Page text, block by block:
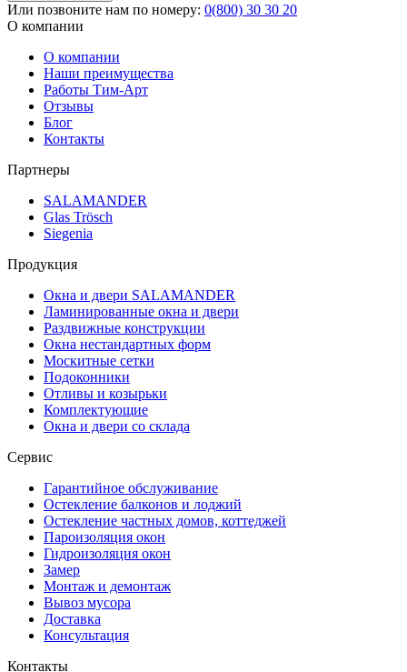
Или позвоните нам по номеру: 0(800) 30 30 20
О компании
О компании
Наши преимущества
Работы Тим-Арт
Отзывы
Блог
Контакты
Партнеры
SALAMANDER
Glas Trösch
Siegenia
Продукция
Окна и двери SALAMANDER
Ламинированные окна и двери
Раздвижные конструкции
Окна нестандартных форм
Москитные сетки
Подоконники
Отливы и козырьки
Комплектующие
Окна и двери со склада
Сервис
Гарантийное обслуживание
Остекление балконов и лоджий
Остекление частных домов, коттеджей
Пароизоляция окон
Гидроизоляция окон
Замер
Монтаж и демонтаж
Вывоз мусора
Доставка
Консультация
Контакты